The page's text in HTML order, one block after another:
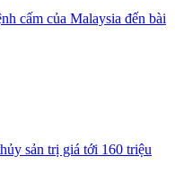
cấm của Malaysia đến bài
sản trị giá tới 160 triệu